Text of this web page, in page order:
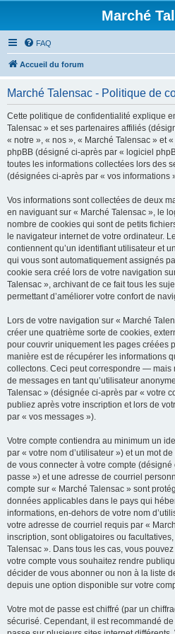
Marché
FAQ
Accueil du forum
Marché Talensac - Politique de
Cette politique de confidentialité explique
Talensac » et ses partenaires affiliés
« notre », « nos », « Marché Talensac » et
phpBB (désigné ci-après par « logiciel
toutes les informations collectées lors des
(désignées ci-après par « vos informations
Vos informations sont collectées de deux
en naviguant sur « Marché Talensac », le
nombre de cookies qui sont de petits
le navigateur internet de votre ordinateur.
contiennent qu’un identifiant utilisateur et
qui vous sont automatiquement assignés
cookie sera créé lors de votre navigation
Talensac », archivant de ce fait tous les
permettant d’améliorer votre confort de
Lors de votre navigation sur « Marché
créer une quatrième sorte de cookies,
pour couvrir uniquement les pages créées
manière est de récupérer les informations
collectons. Ceci peut correspondre — mais
de messages en tant qu’utilisateur
Talensac » (désignée ci-après par « votre
publiez après votre inscription et lors de
par « vos messages »).
Votre compte contiendra au minimum un
par « votre nom d’utilisateur ») et un mot
de vous connecter à votre compte
passe ») et une adresse de courriel
compte sur « Marché Talensac » sont
données applicables dans le pays qui
informations, en-dehors de votre nom
votre adresse de courriel requis par «
inscription, sont obligatoires ou
Talensac ». Dans tous les cas, vous
votre compte vous souhaitez rendre
décider de vous abonner ou non à la liste
depuis une option disponible sur votre
Votre mot de passe est chiffré (par un
sécurisé. Cependant, il est recommandé